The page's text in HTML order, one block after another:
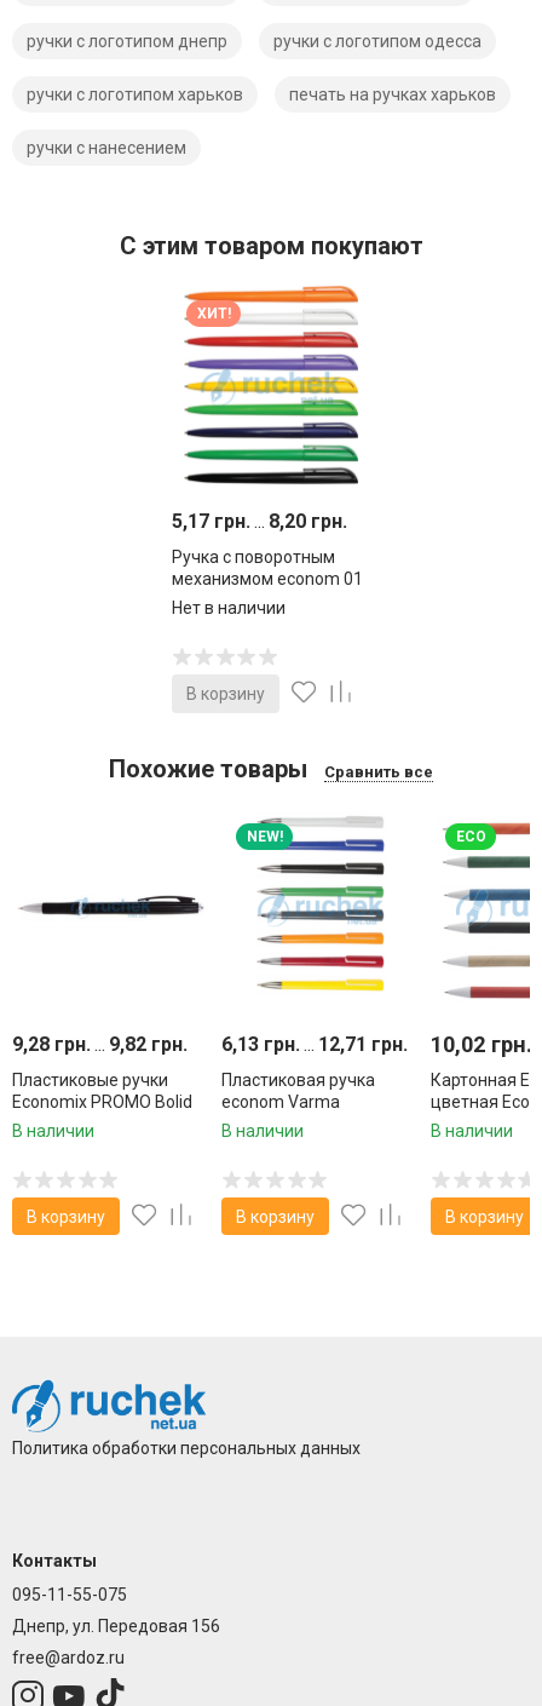
ручки с логотипом днепр ручки с логотипом одесса
ручки с логотипом харьков печать на ручках харьков
ручки с нанесением
C этим товаром покупают
ХИТ!
5,17 грн.... 8,20 грн.
Ручка с поворотным
механизмом econom 01
Нет в наличии
В корзину
Похожие товары Сравнить все
9,28 грн.... 9,82 грн.
Пластиковые ручки
Economix PROMO Bolid
В наличии
В корзину
NEW!
6,13 грн.... 12,71 грн.
Пластиковая ручка
econom Varma
В наличии
В корзину
ECO
10,02 грн.
Картонная
цветная
В наличии
В корзину
Политика обработки персональных данных
Контакты
095-11-55-075
Днепр, ул. Передовая 156
free@ardoz.ru